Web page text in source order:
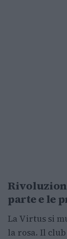
parte e le
La Virtus si
la rosa. Il